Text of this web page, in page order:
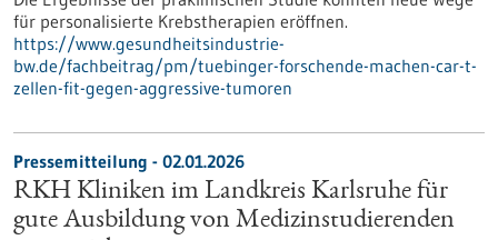
für personalisierte Krebstherapien eröffnen.
https://www.gesundheitsindustrie-
bw.de/fachbeitrag/pm/tuebinger-forschende-machen-car-t-
zellen-fit-gegen-aggressive-tumoren
Pressemitteilung - 02.01.2026
RKH Kliniken im Landkreis Karlsruhe für
gute Ausbildung von Medizinstudierenden